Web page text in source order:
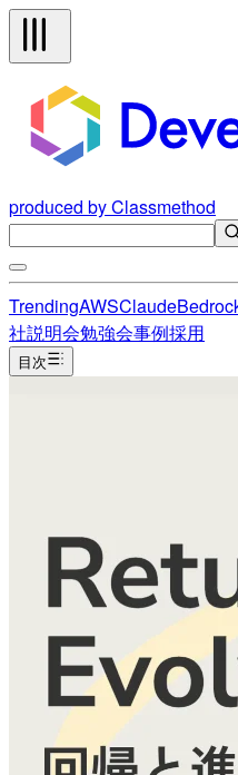
produced by Classmethod
TrendingAWSClaude
社説明会勉強会事例採用
目次